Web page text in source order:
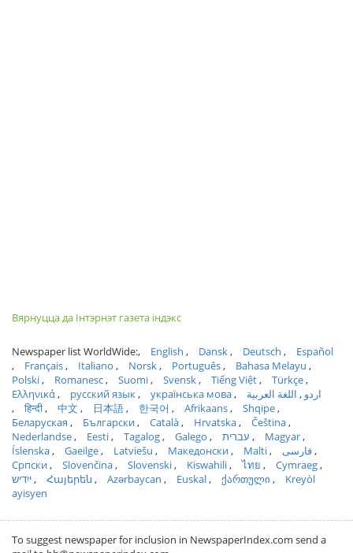
Вярнуцца да Інтэрнэт газета індэкс
Newspaper list WorldWide: English Dansk Deutsch
Español
Français
Italiano Norsk Português
Bahasa Melayu
Polski
Romanesc Suomi Svensk Tiếng Việt
Türkçe
Ελληνικά
русский язык українська мова اردو
اللغة العربية
हिन्दी
中文 日本語 한국어 Afrikaans
Shqipe
Беларуская
Български Català Hrvatska
Čeština
Nederlandse
Eesti Tagalog Galego עברית
Magyar
Íslenska
Gaeilge Latviešu Македонски Malti
فارسی
Српски
Slovenčina Slovenski Kiswahili ไทย
Cymraeg
ייִדיש
Հայերեն Azərbaycan Euskal ქართული
Kreyòl
ayisyen
To suggest newspaper for inclusion in NewspaperIndex.com send a